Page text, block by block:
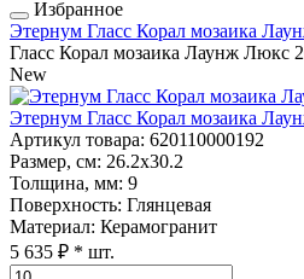
Избранное
Этернум Гласс Корал мозаика
Гласс Корал мозаика Лаунж Люкс
New
Этернум Гласс Корал мозаика
Артикул товара: 620110000192
Размер, см: 26.2x30.2
Толщина, мм: 9
Поверхность: Глянцевая
Материал: Керамогранит
5 635 ₽ * шт.